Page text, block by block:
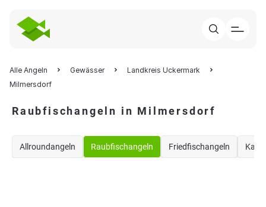
Alle Angeln Gewässer
Landkreis Uckermark
Milmersdorf
Raubfischangeln in Milmersdorf
Allroundangeln Raubfischangeln Friedfischangeln